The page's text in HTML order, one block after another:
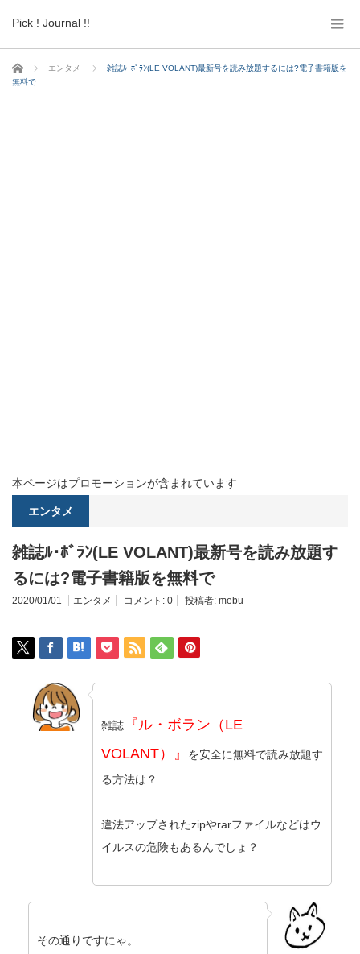
Pick ! Journal !!
ホーム エンタメ
雑誌ﾙ･ﾎﾞﾗﾝ(LE VOLANT)最新号を読み放題するには?電子書籍版を
無料で
本ページはプロモーションが含まれています
エンタメ
雑誌ﾙ･ﾎﾞﾗﾝ(LE VOLANT)最新号を読み放題す
るには?電子書籍版を無料で
2020/01/01 エンタメ コメント: 0 投稿者: mebu
雑誌
『ル・ボラン（LE
VOLANT）』
を安全に無料で読み放題す
る方法は？
違法アップされたzipやrarファイルなどはウ
イルスの危険もあるんでしょ？
その通りですにゃ。